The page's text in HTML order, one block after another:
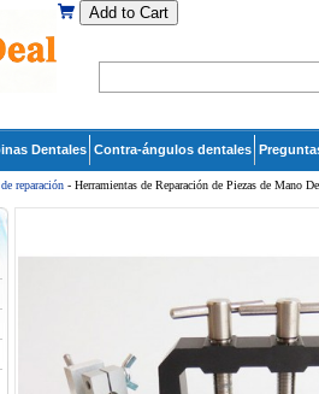
Add to Cart
Dentales Contra-ángulos dentales
reparación - Herramientas de Reparación de Piezas de Mano